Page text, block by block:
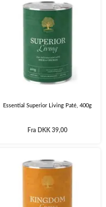
Essential Superior Living Paté, 400g
Fra DKK 39,00